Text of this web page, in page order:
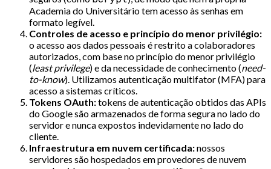
Academia do Universitário tem acesso às senhas em
formato legível.
Controles de acesso e princípio do menor privilégio:
o acesso aos dados pessoais é restrito a colaboradores
autorizados, com base no princípio do menor privilégio
(least privilege) e da necessidade de conhecimento (need-
to-know). Utilizamos autenticação multifator (MFA) para
acesso a sistemas críticos.
Tokens OAuth:tokens de autenticação obtidos das APIs
do Google são armazenados de forma segura no lado do
servidor e nunca expostos indevidamente no lado do
cliente.
Infraestrutura em nuvem certificada:nossos
servidores são hospedados em provedores de nuvem